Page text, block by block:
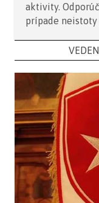
aktivity.
prípade neistoty